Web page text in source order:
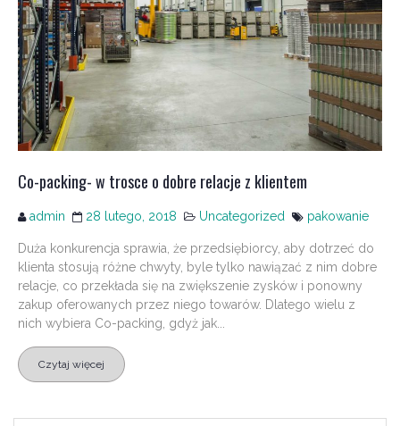
Co-packing- w trosce o dobre relacje z klientem
admin 28 lutego, 2018 Uncategorized pakowanie
Duża konkurencja sprawia, że przedsiębiorcy, aby dotrzeć do
klienta stosują różne chwyty, byle tylko nawiązać z nim dobre
relacje, co przekłada się na zwiększenie zysków i ponowny
zakup oferowanych przez niego towarów. Dlatego wielu z
nich wybiera Co-packing, gdyż jak...
Czytaj więcej